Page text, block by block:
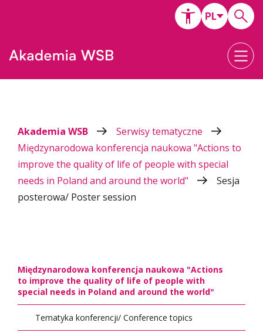
Akademia WSB
Serwisy tematyczne
Międzynarodowa konferencja naukowa "Actions to
improve the quality of life of people with special
needs in Poland and around the world"
Sesja
posterowa/ Poster session
Międzynarodowa konferencja naukowa "Actions
to improve the quality of life of people with
special needs in Poland and around the world"
Tematyka konferencji/ Conference topics